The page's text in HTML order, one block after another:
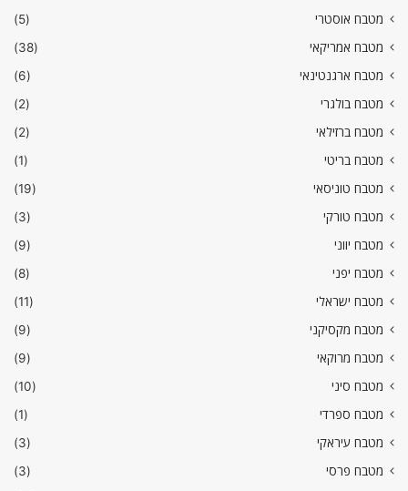
מטבח אוסטרי
(5)
מטבח אמריקאי
(38)
מטבח ארגנטינאי
(6)
מטבח בולגרי
(2)
מטבח ברזילאי
(2)
מטבח בריטי
(1)
מטבח טוניסאי
(19)
מטבח טורקי
(3)
מטבח יווני
(9)
מטבח יפני
(8)
מטבח ישראלי
(11)
מטבח מקסיקני
(9)
מטבח מרוקאי
(9)
מטבח סיני
(10)
מטבח ספרדי
(1)
מטבח עיראקי
(3)
מטבח פרסי
(3)